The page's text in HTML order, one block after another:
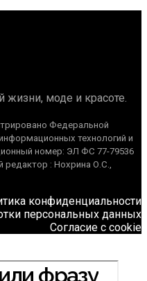
жизни, моде и красоте.
Федеральной
технологий и
номер: ЭЛ ФС 77-79536
редактор : Нохрина О.С.,
конфиденциальности
персональных данных
Согласие с cookie